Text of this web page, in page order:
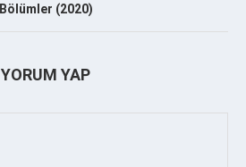
Bölümler (2020)
YORUM YAP